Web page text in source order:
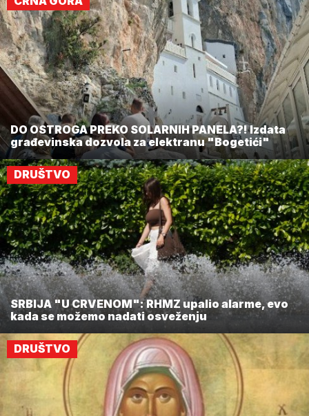
DO OSTROGA PREKO SOLARNIH PANELA?! Izdata
građevinska dozvola za elektranu "Bogetići"
DRUŠTVO
SRBIJA "U CRVENOM": RHMZ upalio alarme, evo
kada se možemo nadati osveženju
DRUŠTVO